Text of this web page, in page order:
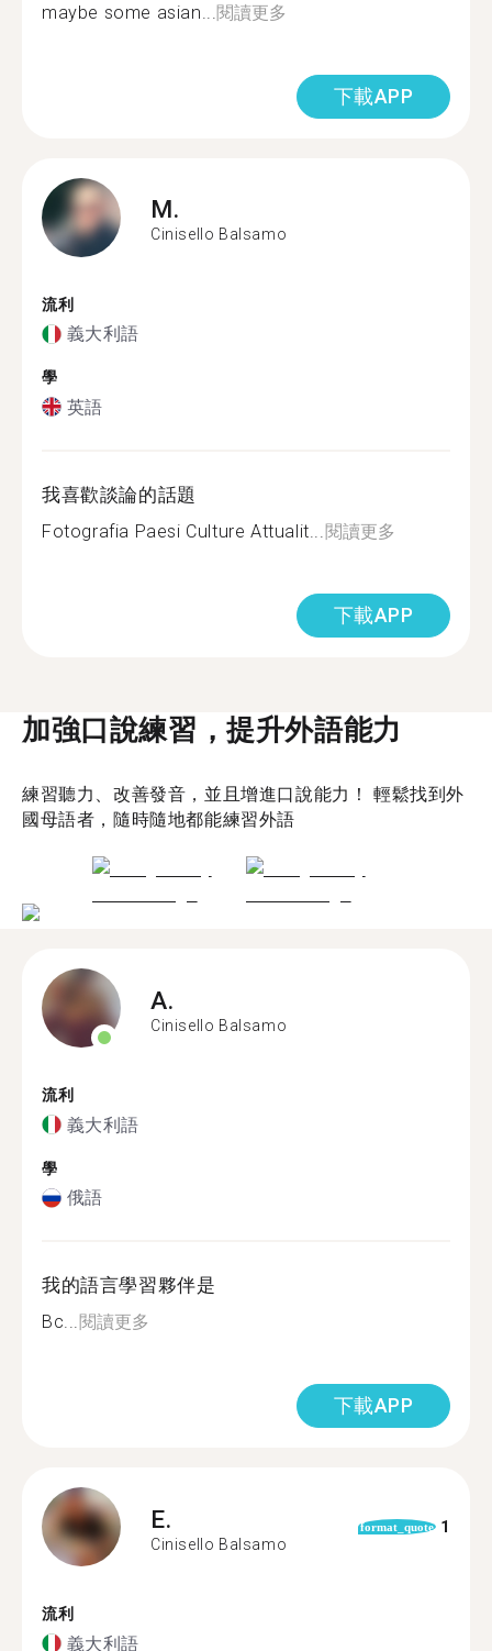
maybe some asian... 閱讀更多
下載APP
M.
Cinisello Balsamo
流利
義大利語
學
英語
我喜歡談論的話題
Fotografia Paesi Culture Attualit... 閱讀更多
下載APP
加強口說練習，提升外語能力
練習聽力、改善發音，並且增進口說能力！ 輕鬆找到外
國母語者，隨時隨地都能練習外語
A.
Cinisello Balsamo
流利
義大利語
學
俄語
我的語言學習夥伴是
Вс...閱讀更多
下載APP
E.
Cinisello Balsamo
format_quote 1
流利
義大利語